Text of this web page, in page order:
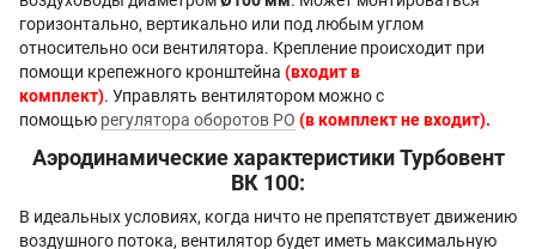
горизонтально, вертикально или под любым углом
относительно оси вентилятора. Крепление происходит при
помощи крепежного кронштейна (входит в
комплект). Управлять вентилятором можно с
помощью регулятора оборотов РО (в комплект не входит).
Аэродинамические характеристики Турбовент
ВК 100:
В идеальных условиях, когда ничто не препятствует движению
воздушного потока, вентилятор будет иметь максимальную